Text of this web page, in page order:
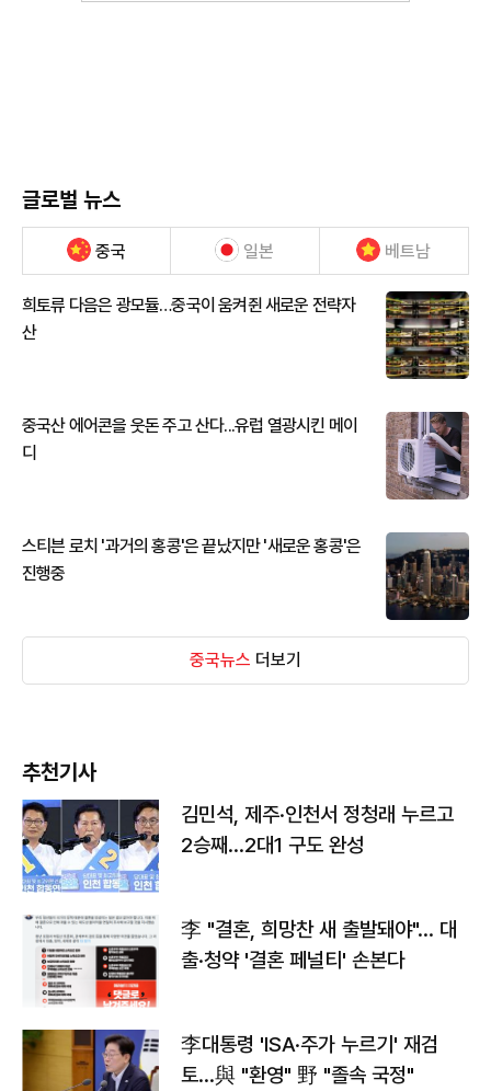
글로벌 뉴스
중국 일본 베트남
희토류 다음은 광모듈…중국이 움켜쥔 새로운 전략자
산
중국산 에어콘을 웃돈 주고 산다...유럽 열광시킨 메이
디
스티븐 로치 '과거의 홍콩'은 끝났지만 '새로운 홍콩'은
진행중
중국뉴스 더보기
추천기사
김민석, 제주·인천서 정청래 누르고
2승째…2대1 구도 완성
李 "결혼, 희망찬 새 출발돼야"… 대
출·청약 '결혼 페널티' 손본다
李대통령 'ISA·주가 누르기' 재검
토…與 "환영" 野 "졸속 국정"